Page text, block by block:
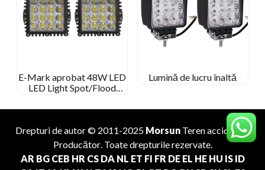
E-Mark aprobat 48W LED
LED Light Spot/Flood
pentru off-road
Lumină de lucru înaltă
Drepturi de autor © 2011-2025 MorsunTeren accidentat
Producător. Toate drepturile rezervate.
AR BG CEB HR CS DA NL ET FI FR DE EL HE HU IS ID